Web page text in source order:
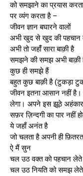
को समझाने का प्रयास
पर व्यंग करता है –
जीवन ज्ञान बघारने वालों
अभी खुद से खुद की पहचान
अभी तो जहांँ सारा बाक़ी है
समझने की समझ अभी बाक़ी
कुछ ही समझे हैं
बहुत कुछ बाक़ी है (टुकड़ा
जीवन इतना आसान नहीं
लेगा। अपने इस झूठे अहंकार
सफ़र ज़िन्दगी का पार नहीं
ये जहाँ अनंत है
जो चलता है अपनी ही
ऐ मैं सुन
चल उठ वक्त को पहचान
चल उठ नियति को समझ